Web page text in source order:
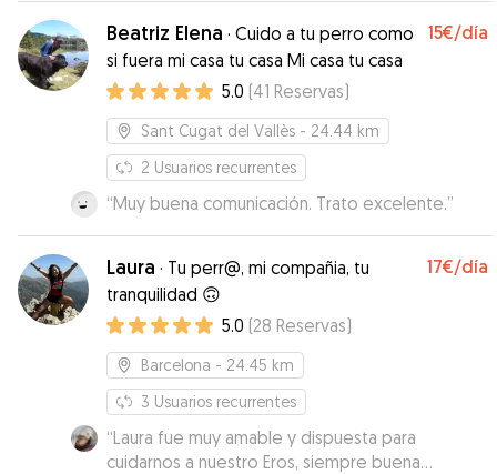
Beatriz Elena · Cuido a tu perro como
si fuera mi casa tu casa Mi casa tu casa
15€/día
5.0 (41 Reservas)
Sant Cugat del Vallès - 24.44 km
2 Usuarios recurrentes
“Muy buena comunicación. Trato excelente.”
Laura · Tu perr@, mi compañia, tu
tranquilidad 🙃
17€/día
5.0 (28 Reservas)
Barcelona - 24.45 km
3 Usuarios recurrentes
“Laura fue muy amable y dispuesta para
cuidarnos a nuestro Eros, siempre buena